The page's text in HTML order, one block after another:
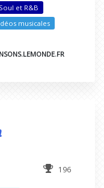
Soul et R&B
musicales
196